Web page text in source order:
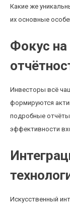
Какие же
их основные
Фокус на
Инвесторы всё
формируются
подробные отчёты
эффективности
Искусственный